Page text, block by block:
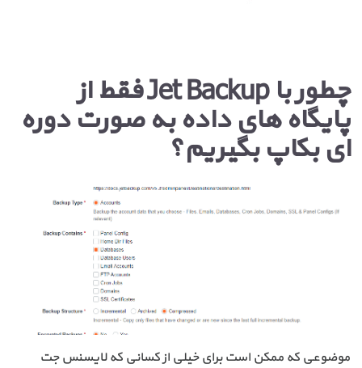
چطور با Jet Backup فقط از
پایگاه های داده به صورت دوره
ای بکاپ بگیریم؟
موضوعی که ممکن است برای خیلی از کسانی که لایسنس جت